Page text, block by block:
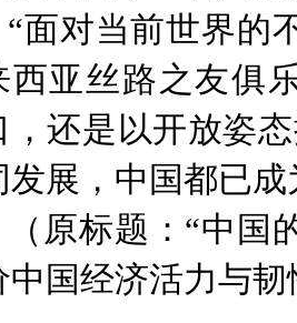
“面对当前世界的
西亚丝路之友俱
，还是以开放姿
发展，中国都已
（原标题：“中
中国经济活力与韧